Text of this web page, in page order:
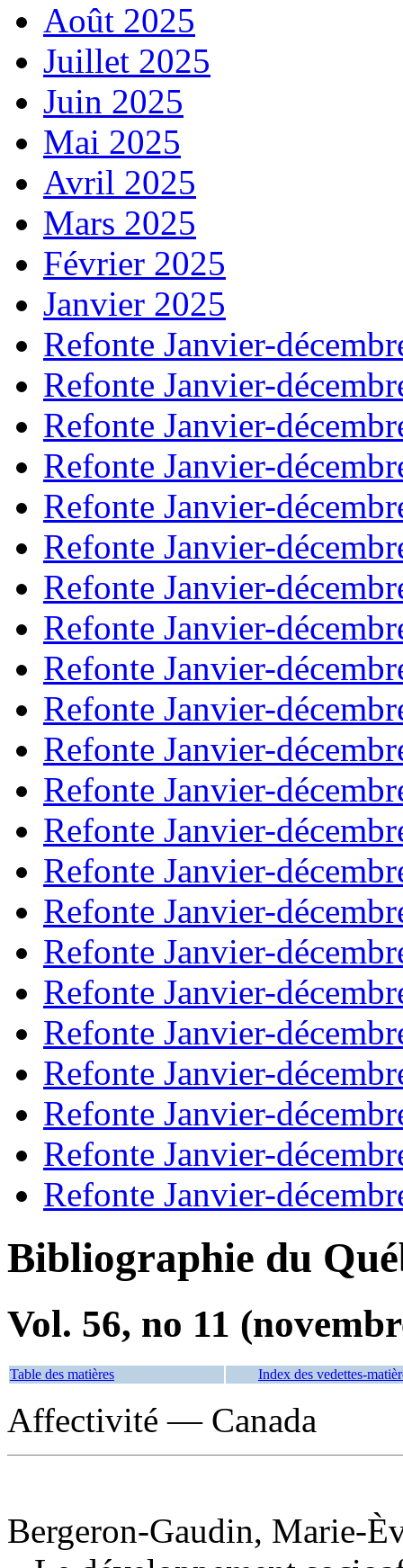
Août 2025
Juillet 2025
Juin 2025
Mai 2025
Avril 2025
Mars 2025
Février 2025
Janvier 2025
Refonte Janvier-
Refonte Janvier-
Refonte Janvier-
Refonte Janvier-
Refonte Janvier-
Refonte Janvier-
Refonte Janvier-
Refonte Janvier-
Refonte Janvier-
Refonte Janvier-
Refonte Janvier-
Refonte Janvier-
Refonte Janvier-
Refonte Janvier-
Refonte Janvier-
Refonte Janvier-
Refonte Janvier-
Refonte Janvier-
Refonte Janvier-
Refonte Janvier-
Refonte Janvier-
Refonte Janvier-
Bibliographie du
Vol. 56, no 11
Table des matières Index des vedettes-
Affectivité — Canada
Bergeron-Gaudin, Marie-